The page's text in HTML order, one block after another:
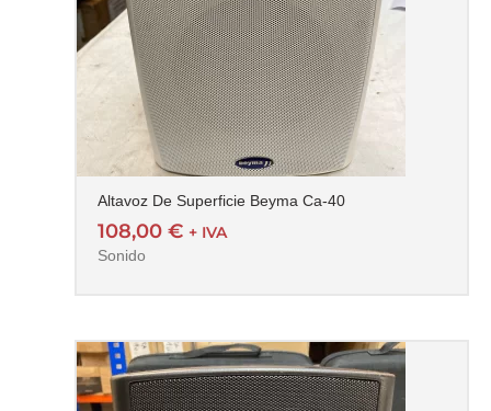
Altavoz De Superficie Beyma Ca-40
108,00€ + IVA
Sonido